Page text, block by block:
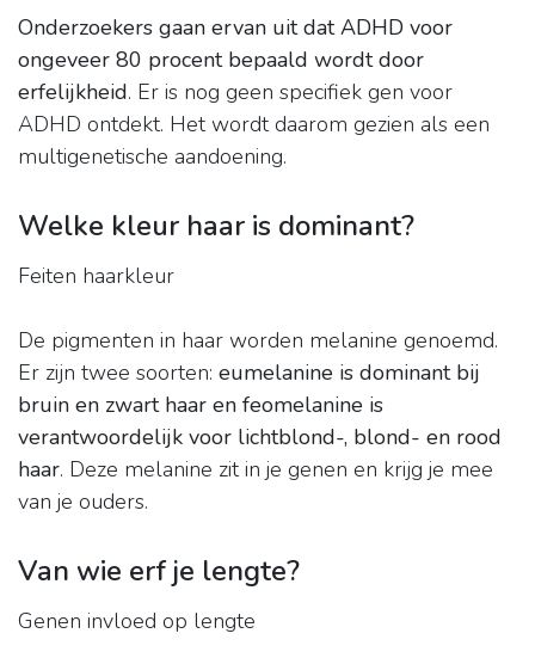
Onderzoekers gaan ervan uit dat ADHD voor
ongeveer 80 procent bepaald wordt door
erfelijkheid. Er is nog geen specifiek gen voor
ADHD ontdekt. Het wordt daarom gezien als een
multigenetische aandoening.
Welke kleur haar is dominant?
Feiten haarkleur
De pigmenten in haar worden melanine genoemd.
Er zijn twee soorten: eumelanine is dominant bij
bruin en zwart haar en feomelanine is
verantwoordelijk voor lichtblond-, blond- en rood
haar. Deze melanine zit in je genen en krijg je mee
van je ouders.
Van wie erf je lengte?
Genen invloed op lengte